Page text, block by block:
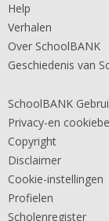
Help
Verhalen
Over SchoolBANK
Geschiedenis van
SchoolBANK
Privacy-en
Copyright
Disclaimer
Cookie-instellingen
Profielen
Scholenregister